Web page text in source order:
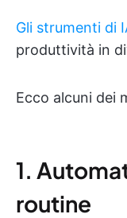
Gli strumenti di
produttività in
Ecco alcuni dei
1.
routine